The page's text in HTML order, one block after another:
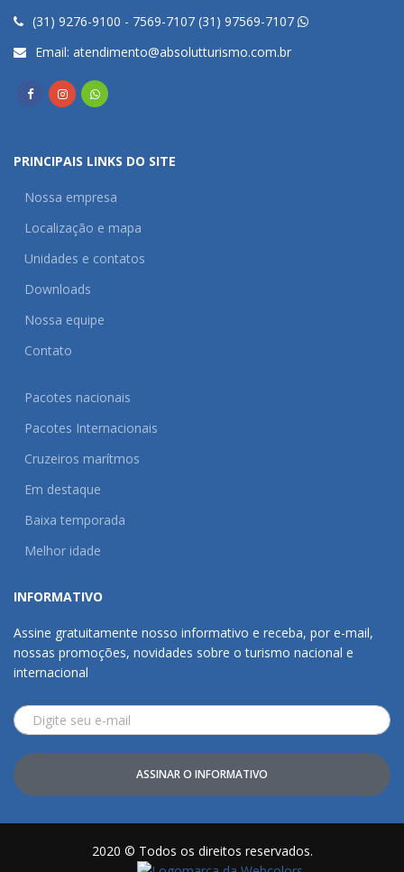
(31) 9276-9100 - 7569-7107 (31) 97569-7107
Email: atendimento@absolutturismo.com.br
PRINCIPAIS LINKS DO SITE
Nossa empresa
Localização e mapa
Unidades e contatos
Downloads
Nossa equipe
Contato
Pacotes nacionais
Pacotes Internacionais
Cruzeiros marítmos
Em destaque
Baixa temporada
Melhor idade
INFORMATIVO
Assine gratuitamente nosso informativo e receba, por e-mail,
nossas promoções, novidades sobre o turismo nacional e
internacional
ASSINAR O INFORMATIVO
2020 © Todos os direitos reservados.